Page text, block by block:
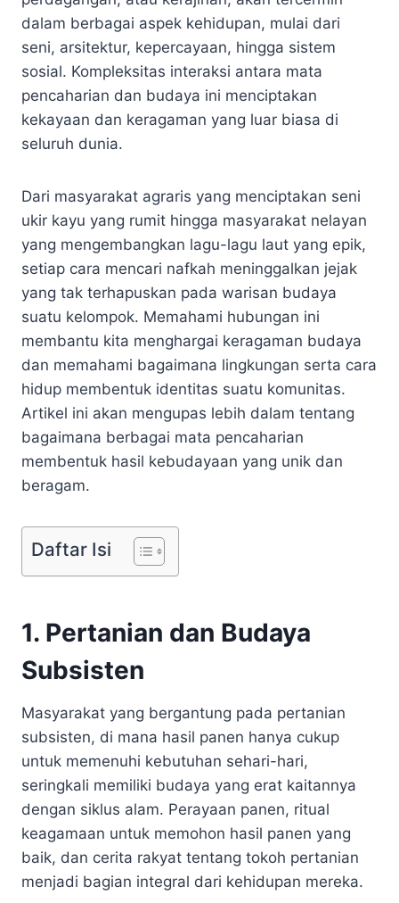
dalam berbagai aspek kehidupan, mulai dari
seni, arsitektur, kepercayaan, hingga sistem
sosial. Kompleksitas interaksi antara mata
pencaharian dan budaya ini menciptakan
kekayaan dan keragaman yang luar biasa di
seluruh dunia.
Dari masyarakat agraris yang menciptakan seni
ukir kayu yang rumit hingga masyarakat nelayan
yang mengembangkan lagu-lagu laut yang epik,
setiap cara mencari nafkah meninggalkan jejak
yang tak terhapuskan pada warisan budaya
suatu kelompok. Memahami hubungan ini
membantu kita menghargai keragaman budaya
dan memahami bagaimana lingkungan serta cara
hidup membentuk identitas suatu komunitas.
Artikel ini akan mengupas lebih dalam tentang
bagaimana berbagai mata pencaharian
membentuk hasil kebudayaan yang unik dan
beragam.
Daftar Isi
1. Pertanian dan Budaya
Subsisten
Masyarakat yang bergantung pada pertanian
subsisten, di mana hasil panen hanya cukup
untuk memenuhi kebutuhan sehari-hari,
seringkali memiliki budaya yang erat kaitannya
dengan siklus alam. Perayaan panen, ritual
keagamaan untuk memohon hasil panen yang
baik, dan cerita rakyat tentang tokoh pertanian
menjadi bagian integral dari kehidupan mereka.